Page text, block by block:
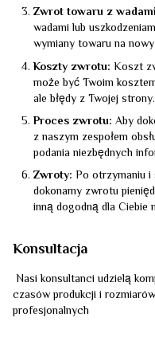
Zwrot towaru z wadami
wadami lub
wymiany towaru na
Koszty zwrotu: Koszt
może być Twoim
ale błędy z Twojej strony.
Proces zwrotu: Aby
z naszym zespołem
podania niezbędnych
Zwroty: Po otrzymaniu i
dokonamy zwrotu
inną dogodną dla Ciebie
Konsultacja
Nasi konsultanci udzielą
czasów produkcji i
profesjonalnych